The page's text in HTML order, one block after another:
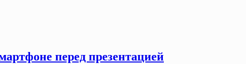
перед презентацией